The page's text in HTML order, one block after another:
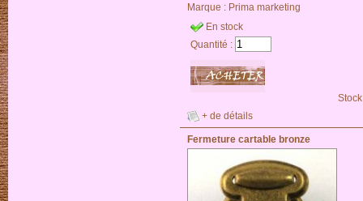
Marque : Prima marketing
En stock
Quantité :
+ de détails
Fermeture cartable bronze